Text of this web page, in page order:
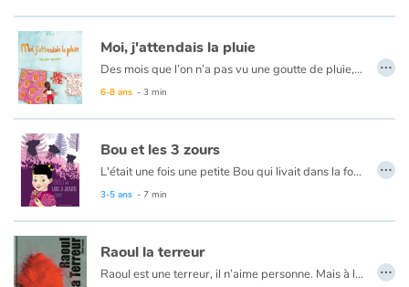
Nos listes de lecture
Les plus lus
Coups de coeur
Moi, j'attendais la pluie
Des mois que l’on n’a pas vu une goutte de pluie, chacun attend, y compris cette petite fille qui a décidé de ne pas bouger de sa cour tant qu’il n’aura pas plu. Arrivent le masta (couturier ambulant), le livreur de bois, le pousseur de barriques, les oncles qui viennent boire le thé, discuter des récoltes et la journée s’écoule dans une cour de Ouagadougou…la pluie arrive enfin et là rien de plus ravissant que de s’allonger sur le canapé et d’écouter, bien à l’abri, le bruit de la pluie sur la tôle ondulée. Cette histoire est un excellent prétexte pour croquer le quotidien et faire connaître aux enfants ce qu’est la vie à Ouagadougou, capitale du Burkina Faso.
6-8 ans - 3 min
…
Bou et les 3 zours
L'était une fois une petite Bou qui livait dans la forest avec sa maïe et son païe. Un jour elle partit caminer dans la forest pour groupir des flores.
3-5 ans - 7 min
…
Raoul la terreur
Raoul est une terreur, il n’aime personne. Mais à l’inverse, est-ce qu’une personne l’aime ? …